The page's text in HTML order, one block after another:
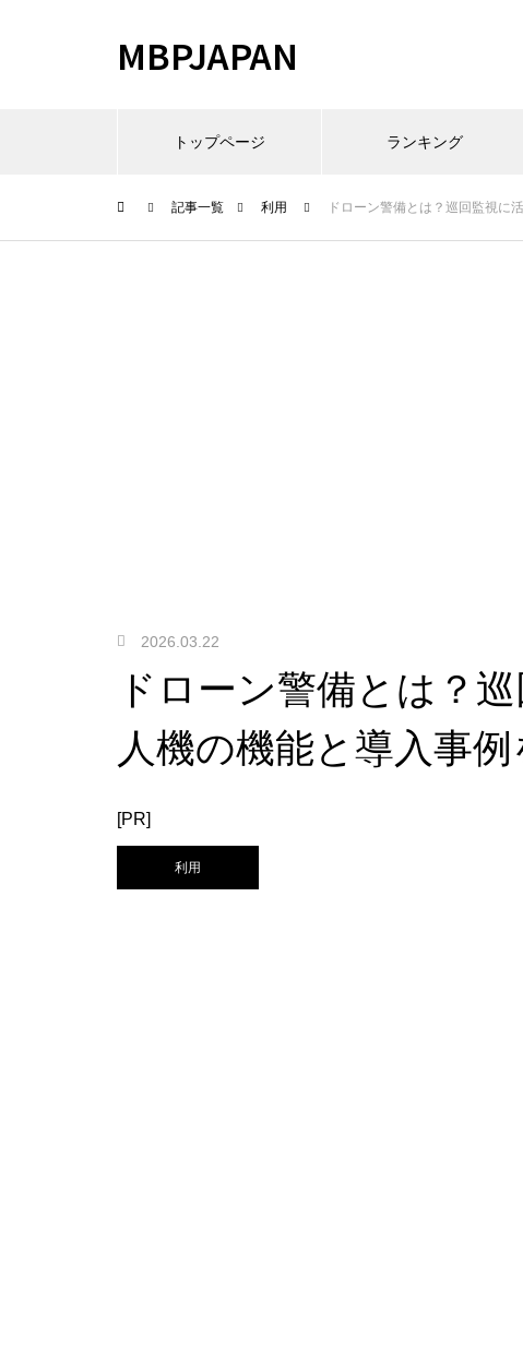
MBPJAPAN
トップページ ランキング
記事一覧 利用 ドローン警備とは？巡回監視に
2026.03.22
ドローン警備とは？
人機の機能と導入事
[PR]
利用